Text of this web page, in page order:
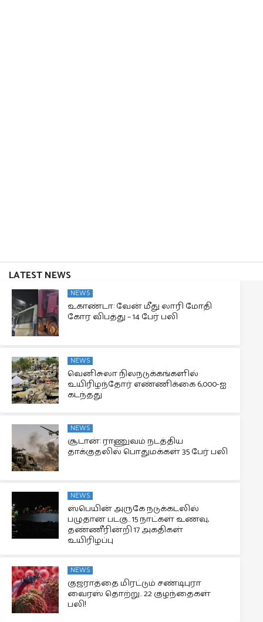
LATEST NEWS
NEWS
உகாண்டா: வேன் மீது லாரி மோதி
கோர விபத்து – 14 பேர் பலி
NEWS
வெனிசுலா நிலநடுக்கங்களில்
உயிரிழந்தோர் எண்ணிக்கை 6,000-ஐ
கடந்தது
NEWS
சூடான்: ராணுவம் நடத்திய
தாக்குதலில் பொதுமக்கள் 35 பேர் பலி
NEWS
ஸ்பெயின் அருகே நடுக்கடலில்
பழுதான படகு.. 15 நாட்கள் உணவு,
தண்ணீரின்றி 17 அகதிகள்
உயிரிழப்பு
NEWS
குஜராத்தை மிரட்டும் சண்டிபுரா
வைரஸ் தொற்று.. 22 குழந்தைகள்
பலி!